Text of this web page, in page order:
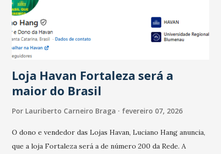
registraram equilíbrio financeiro. Já o percentual de
estabelecimentos no prejuízo ficou em 19%, pouco abaixo
do observado no mês anterior. Outros 1% não existiam em
novembro. Em relação a outubro, o faturamento também
cresceu. De acordo com a pesquisa, 44% dos n...
Loja Havan Fortaleza será a
maior do Brasil
Por Lauriberto Carneiro Braga fevereiro 07, 2026
O dono e vendedor das Lojas Havan, Luciano Hang anuncia,
que a loja Fortaleza será a de número 200 da Rede. A